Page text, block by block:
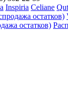
Inspiria Celiane
остатков)
остатков)